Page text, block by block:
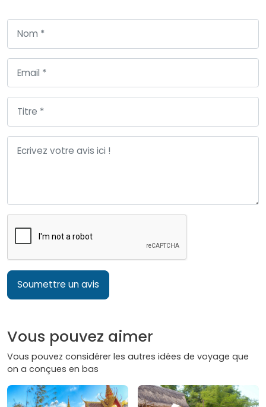
Soumettre un avis
Vous pouvez aimer
Vous pouvez considérer les autres idées de voyage que
on a conçues en bas